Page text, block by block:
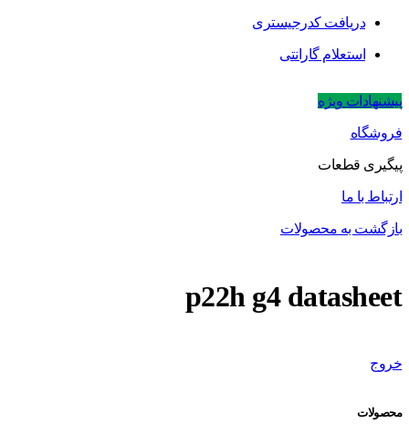
دریافت کدرجیستری
استعلام گارانتی
پیشنهادات ویژه
فروشگاه
پیگیری قطعات
ارتباط با ما
بازگشت به محصولات
p22h g4 datasheet
خروج
محصولات